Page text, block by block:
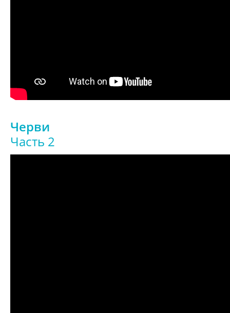
Черви
Часть 2